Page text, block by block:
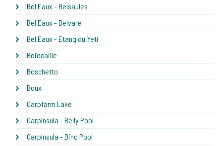
Bel Eaux - Belsaules
Bel Eaux - Belvare
Bel Eaux - Etang du Yeti
Bel'ecaille
Boschetto
Boux
Carpfarm Lake
CarpInsula - Belly Pool
CarpInsula - Dino Pool